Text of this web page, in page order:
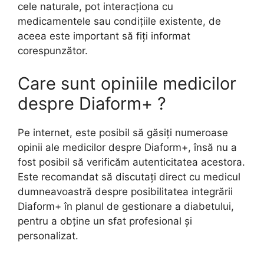
cele naturale, pot interacționa cu
medicamentele sau condițiile existente, de
aceea este important să fiți informat
corespunzător.
Care sunt opiniile medicilor
despre Diaform+ ?
Pe internet, este posibil să găsiți numeroase
opinii ale medicilor despre Diaform+, însă nu a
fost posibil să verificăm autenticitatea acestora.
Este recomandat să discutați direct cu medicul
dumneavoastră despre posibilitatea integrării
Diaform+ în planul de gestionare a diabetului,
pentru a obține un sfat profesional și
personalizat.